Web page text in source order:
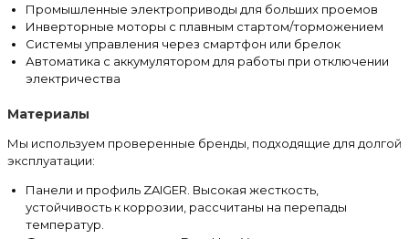
Промышленные электроприводы для больших проемов
Инверторные моторы с плавным стартом/торможением
Системы управления через смартфон или брелок
Автоматика с аккумулятором для работы при отключении
электричества
Материалы
Мы используем проверенные бренды, подходящие для долгой
эксплуатации:
Панели и профиль ZAIGER. Высокая жесткость,
устойчивость к коррозии, рассчитаны на перепады
температур.